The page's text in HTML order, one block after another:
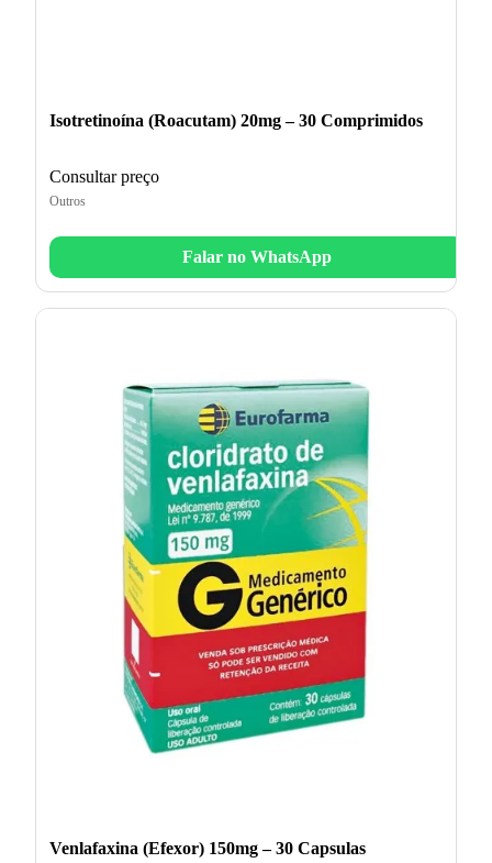
Isotretinoína (Roacutam) 20mg – 30 Comprimidos
Consultar preço
Outros
Falar no WhatsApp
Venlafaxina (Efexor) 150mg – 30 Capsulas